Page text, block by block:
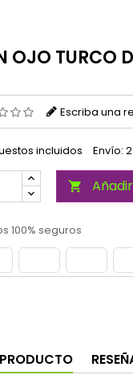
OJO TURCO
Escriba una
incluidos Envío:

100% seguros